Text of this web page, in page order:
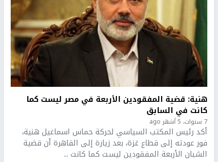
هنية: قضية المفقودين الأربعة في مصر ليست كما
كانت في السابق
7 سنوات، 5 أشهر ago
أكد رئيس المكتب السياسي لحركة حماس اسماعيل هنية،
فور عودته إلى قطاع غزة، بعد زيارة إلى القاهرة أن قضية
الشبان الأربعة المفقودين ليست كما كانت ...